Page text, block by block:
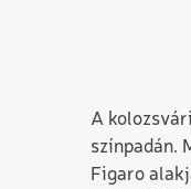
A
színpadán.
Figaro